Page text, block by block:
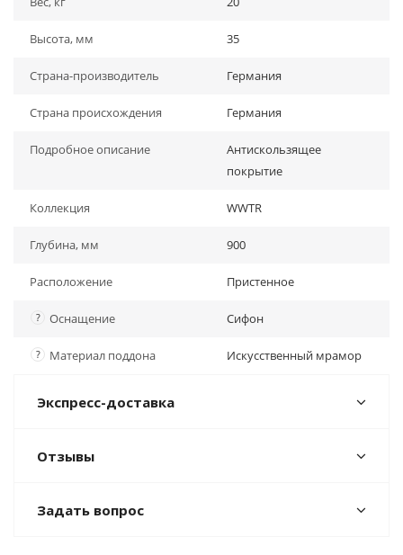
Высота, мм 35
Страна-производитель Германия
Страна происхождения Германия
Подробное описание
Антискользящее
покрытие
Коллекция WWTR
Глубина, мм 900
Расположение Пристенное
? Оснащение Сифон
? Материал поддона Искусственный мрамор
Экспресс-доставка
Отзывы
Задать вопрос